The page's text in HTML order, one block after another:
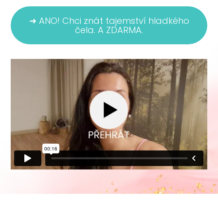
➜ ANO! Chci znát tajemství hladkého
čela. A ZDARMA.